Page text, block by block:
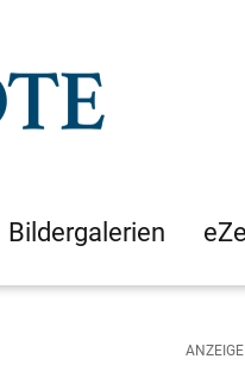
Bildergalerien